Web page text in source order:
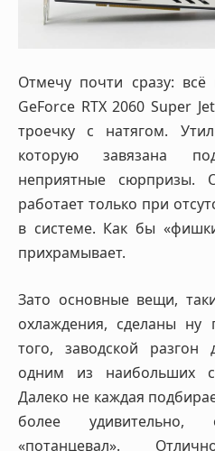
Отмечу почти сразу: всё
GeForce RTX 2060 Super
троечку с натягом.
которую завязана
неприятные сюрпризы.
работает только при
в системе. Как бы
прихрамывает.
Зато основные вещи,
охлаждения, сделаны ну
того, заводской
одним из наибольших
Далеко не каждая
более удивительно,
«потанцевал».